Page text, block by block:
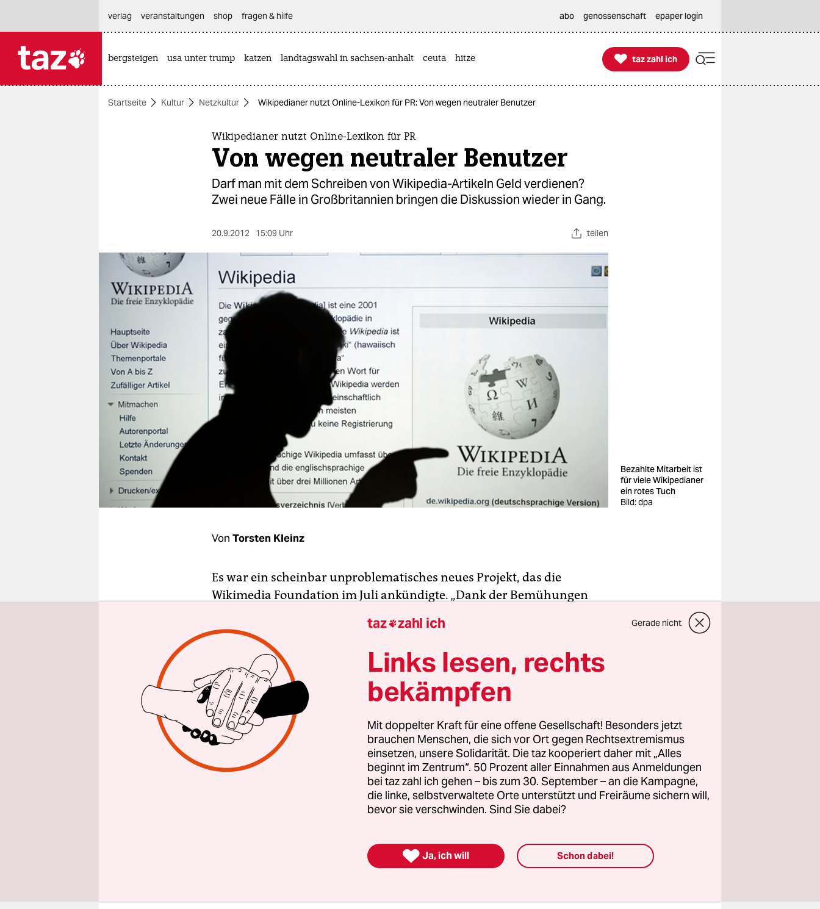
themen
berlin
nord
wahrheit
verlag
verlag
veranstaltungen
shop
fragen & hilfe
unterstützen
verlag
veranstaltungen shop fragen & hilfe abo genossenschaft epaper login
bergsteigen usa unter trump katzen landtagswahl in sachsen-anhalt ceuta hitze 
taz zahl ich
taz zahl ich
Startseite Kultur Netzkultur Wikipedianer nutzt Online-Lexikon für PR: Von wegen neutraler Benutzer
Wikipedianer nutzt Online-Lexikon für PR
Von wegen neutraler Benutzer
Darf man mit dem Schreiben von Wikipedia-Artikeln Geld verdienen?
Zwei neue Fälle in Großbritannien bringen die Diskussion wieder in Gang.
20.9.2012 15:09 Uhr teilen
Bezahlte Mitarbeit ist
für viele Wikipedianer
ein rotes Tuch
Bild: dpa
Von Torsten Kleinz
Es war ein scheinbar unproblematisches neues Projekt, das die
Wikimedia Foundation im Juli ankündigte. „Dank der Bemühungen
heißt es
der US-Stiftung, die für den Betrieb der Online-
Enzyklopädie Wikipedia verantwortlich ist.
„GibraltartpediA“ ist der Name der Zusammenarbeit, die für beide
Seiten Vorteile bringen sollte: Wikipedia bekommt mehr
hochqualitative Artikel zu einem Thema und die Tourismusindustrie
von Gibraltar bekommt dafür internationale Aufmerksamkeit.
taz zahl ich Gerade nicht
Links lesen, rechts
bekämpfen
Mit doppelter Kraft für eine offene Gesellschaft! Besonders jetzt
brauchen Menschen, die sich vor Ort gegen Rechtsextremismus
einsetzen, unsere Solidarität. Die taz kooperiert daher mit „Alles
beginnt im Zentrum“. 50 Prozent aller Einnahmen aus Anmeldungen
bei taz zahl ich gehen – bis zum 30. September – an die Kampagne,
die linke, selbstverwaltete Orte unterstützt und Freiräume sichern will,
bevor sie verschwinden. Sind Sie dabei?
 Ja, ich will Schon dabei!